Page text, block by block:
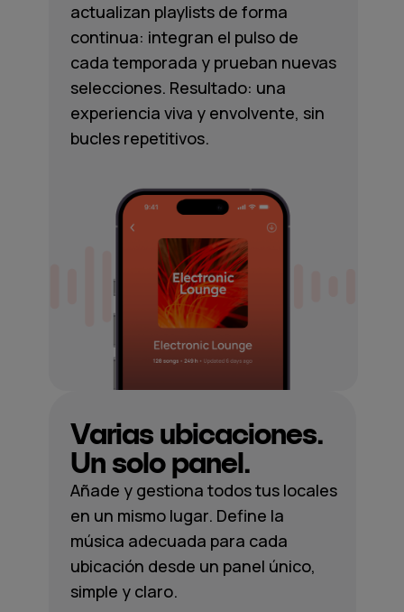
actualizan playlists de forma
continua: integran el pulso de
cada temporada y prueban nuevas
selecciones. Resultado: una
experiencia viva y envolvente, sin
bucles repetitivos.
Varias ubicaciones.
Un solo panel.
Añade y gestiona todos tus locales
en un mismo lugar. Define la
música adecuada para cada
ubicación desde un panel único,
simple y claro.